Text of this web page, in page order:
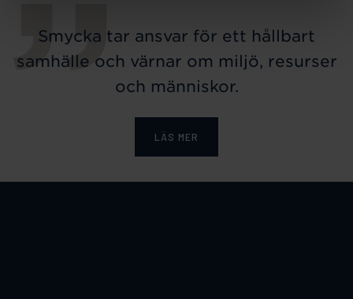
Smycka tar ansvar för ett hållbart
samhälle och värnar om miljö, resurser
och människor.
LÄS MER